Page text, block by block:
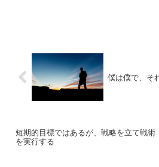
僕は僕で、そ
短期的目標ではあるが、戦略を立て戦術
を実行する